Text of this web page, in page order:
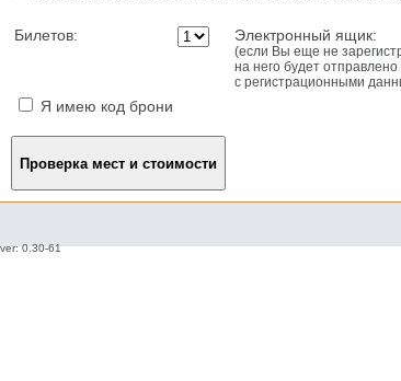
Билетов: Электронный ящик:
(если Вы еще не
на него будет
с регистрационными
Я имею код брони
ver: 0.30-61